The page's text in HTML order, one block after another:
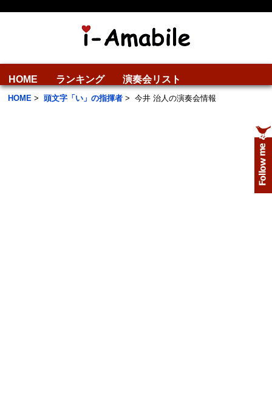
HOME ランキング 演奏会リスト
HOME > 頭文字「い」の指揮者 > 今井 治人の演奏会情報